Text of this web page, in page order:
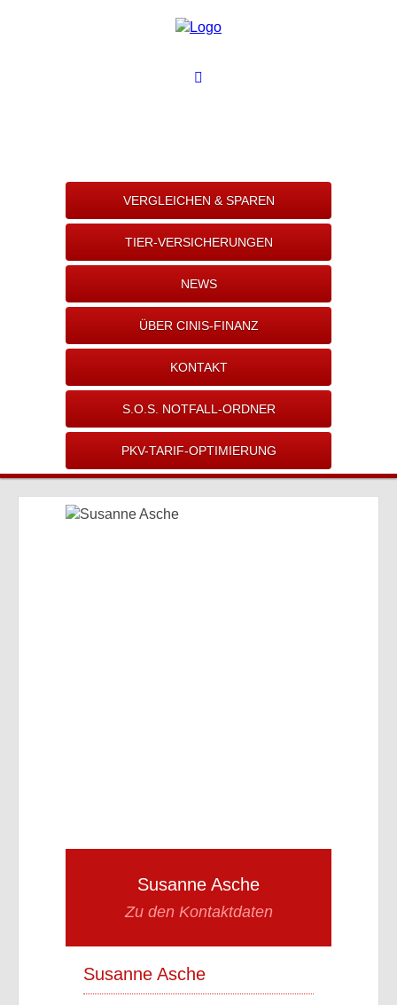
VERGLEICHEN & SPAREN
TIER-VERSICHERUNGEN
NEWS
ÜBER CINIS-FINANZ
KONTAKT
S.O.S. NOTFALL-ORDNER
PKV-TARIF-OPTIMIERUNG
Susanne Asche
Zu den Kontaktdaten
Susanne Asche